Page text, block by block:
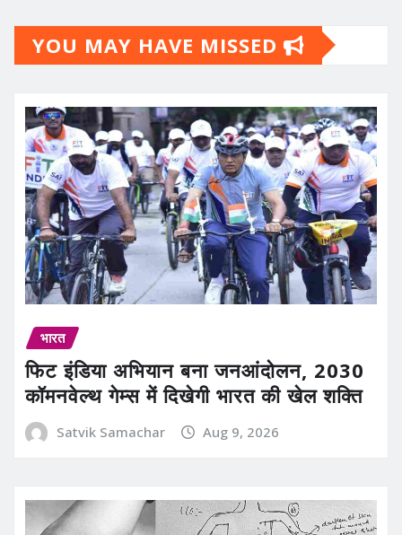
YOU MAY HAVE MISSED
भारत
फिट इंडिया अभियान बना जनआंदोलन, 2030
कॉमनवेल्थ गेम्स में दिखेगी भारत की खेल शक्ति
Satvik Samachar Aug 9, 2026